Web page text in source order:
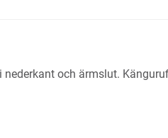
och ärmslut.